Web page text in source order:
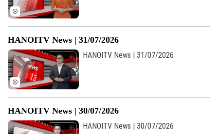
HANOITV News | 31/07/2026
HANOITV News | 31/07/2026
HANOITV News | 30/07/2026
HANOITV News | 30/07/2026